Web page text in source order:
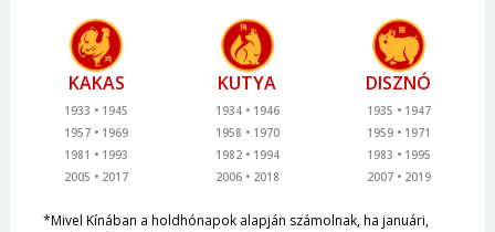
KAKAS
1933
1945
1957
1969
1981
1993
2005
2017
KUTYA
1934
1946
1958
1970
1982
1994
2006
2018
DISZNÓ
1935
1947
1959
1971
1983
1995
2007
2019
*Mivel Kínában a holdhónapok alapján számolnak, ha januári,